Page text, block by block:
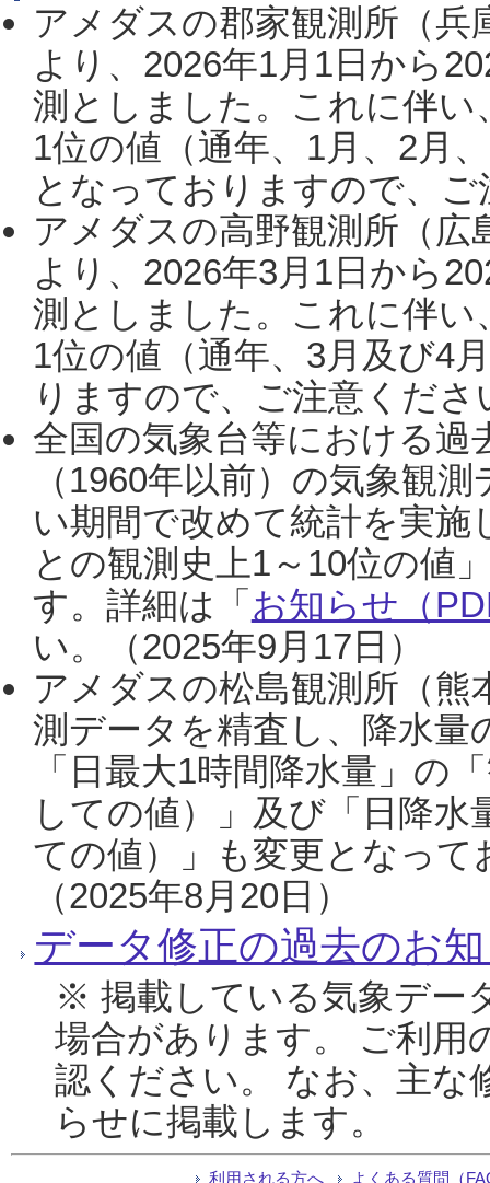
アメダスの郡家観測所（
より、2026年1月1日から
測としました。これに伴い
1位の値（通年、1月、2月
となっておりますので、
アメダスの高野観測所（
より、2026年3月1日から
測としました。これに伴い
1位の値（通年、3月及び4
りますので、ご注意くだ
全国の気象台等における過
（1960年以前）の気象観
い期間で改めて統計を実
との観測史上1～10位の値
す。詳細は「 お知らせ（
い。（2025年9月17日）
アメダスの松島観測所（熊
測データを精査し、降水
「日最大1時間降水量」の
しての値）」及び「日降
ての値）」も変更となっ
（2025年8月20日）
データ修正の過去のお
※ 掲載している気象デー
場合があります。 ご利用
認ください。 なお、主な
らせに掲載します。
利用される方へ よくある質問（